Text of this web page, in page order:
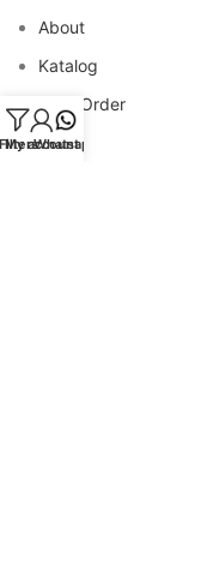
About
Katalog
Cara Order
Blog
My account
Whatsapp